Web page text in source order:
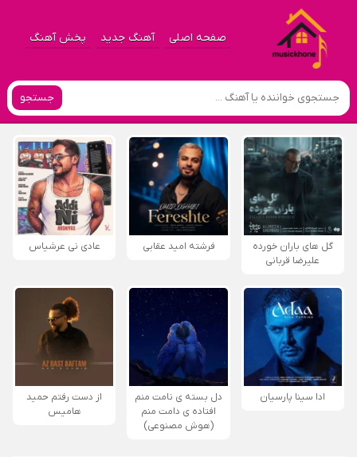
صفحه اصلی آهنگ جدید پخش آهنگ
جستجو
گل های باران خورده
علیرضا قربانی
فرشته امید عقابی عادی نی عرشیاس
ادا سینا پارسیان
دل بسته ی نامت منم
افتاده ی دامت منم
(هوش مصنوعی)
از دست رفتم حمید
هامیس